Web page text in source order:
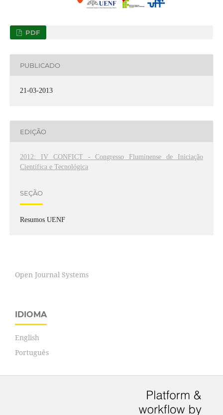
PDF
PUBLICADO
21-03-2013
EDIÇÃO
2012: IV CONFICT - Congresso Fluminense de Iniciação
Científica e Tecnológica
SEÇÃO
Resumos UENF
Open Journal Systems
IDIOMA
English
Português